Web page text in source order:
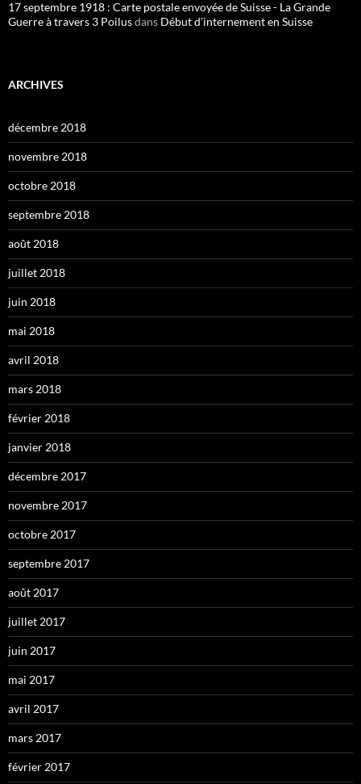
17 septembre 1918 : Carte postale envoyée de Suisse - La Grande
Guerre à travers 3 Poilusdans Début d’internement en Suisse
ARCHIVES
décembre 2018
novembre 2018
octobre 2018
septembre 2018
août 2018
juillet 2018
juin 2018
mai 2018
avril 2018
mars 2018
février 2018
janvier 2018
décembre 2017
novembre 2017
octobre 2017
septembre 2017
août 2017
juillet 2017
juin 2017
mai 2017
avril 2017
mars 2017
février 2017